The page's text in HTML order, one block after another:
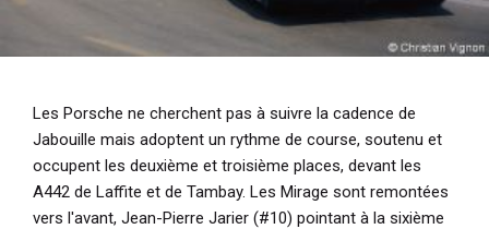
Les Porsche ne cherchent pas à suivre la cadence de
Jabouille mais adoptent un rythme de course, soutenu et
occupent les deuxième et troisième places, devant les
A442 de Laffite et de Tambay. Les Mirage sont remontées
vers l'avant, Jean-Pierre Jarier (#10) pointant à la sixième